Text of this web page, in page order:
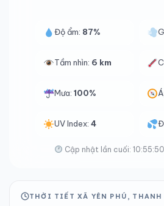
Độ ẩm: 87%
Tầm nhìn: 6 km
Mưa: 100%
UV Index: 4
Cập nhật lần cuối:
THỜI TIẾT XÃ YÊN PHÚ,